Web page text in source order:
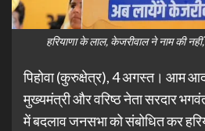
हरियाणा के लाल, केजरीवाल ने नाम की
पिहोवा (कुरुक्षेत्र), 4 अगस्त। आम
मुख्यमंत्री और वरिष्ठ नेता सरदार भगवंत
में बदलाव जनसभा को संबोधित कर